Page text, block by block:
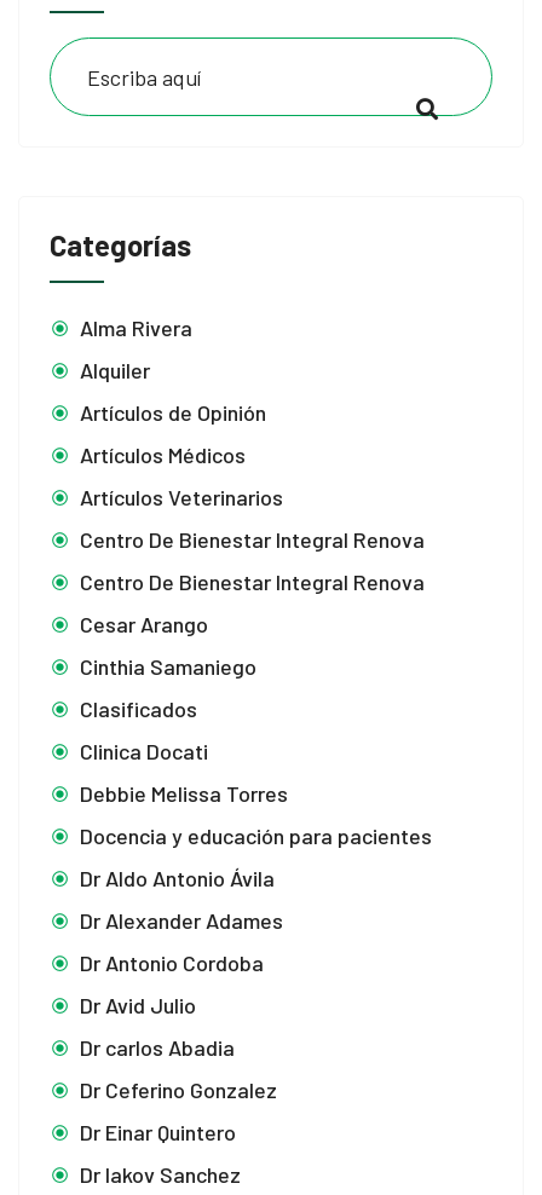
Categorías
Alma Rivera
Alquiler
Artículos de Opinión
Artículos Médicos
Artículos Veterinarios
Centro De Bienestar Integral Renova
Centro De Bienestar Integral Renova
Cesar Arango
Cinthia Samaniego
Clasificados
Clinica Docati
Debbie Melissa Torres
Docencia y educación para pacientes
Dr Aldo Antonio Ávila
Dr Alexander Adames
Dr Antonio Cordoba
Dr Avid Julio
Dr carlos Abadia
Dr Ceferino Gonzalez
Dr Einar Quintero
Dr Iakov Sanchez